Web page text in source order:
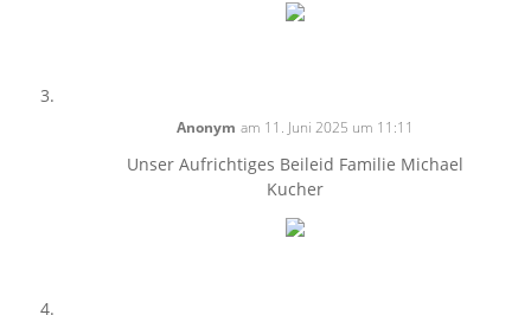
Anonym am 11. Juni 2025 um 11:11
Unser Aufrichtiges Beileid Familie Michael
Kucher